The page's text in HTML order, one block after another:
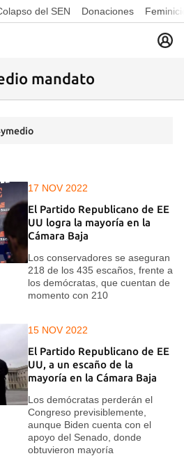
del SEN Donaciones
mandato
17 NOV 2022
El Partido Republicano de EE
UU logra la mayoría en la
Cámara Baja
Los conservadores se aseguran
218 de los 435 escaños, frente a
los demócratas, que cuentan de
momento con 210
15 NOV 2022
El Partido Republicano de EE
UU, a un escaño de la
mayoría en la Cámara Baja
Los demócratas perderán el
Congreso previsiblemente,
aunque Biden cuenta con el
apoyo del Senado, donde
obtuvieron mayoría